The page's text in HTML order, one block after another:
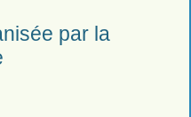
par la